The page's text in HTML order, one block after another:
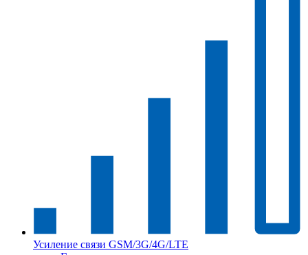
Усиление связи GSM/3G/4G/LTE